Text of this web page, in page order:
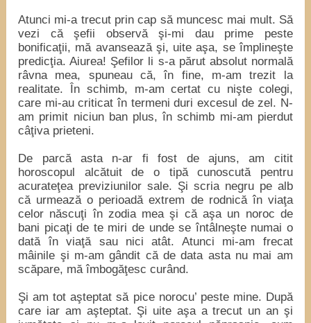
Atunci mi-a trecut prin cap să muncesc mai mult. Să
vezi că şefii observă şi-mi dau prime peste
bonificaţii, mă avansează şi, uite aşa, se împlineşte
predicţia. Aiurea! Şefilor li s-a părut absolut normală
râvna mea, spuneau că, în fine, m-am trezit la
realitate. În schimb, m-am certat cu nişte colegi,
care mi-au criticat în termeni duri excesul de zel. N-
am primit niciun ban plus, în schimb mi-am pierdut
câţiva prieteni.
De parcă asta n-ar fi fost de ajuns, am citit
horoscopul alcătuit de o tipă cunoscută pentru
acurateţea previziunilor sale. Şi scria negru pe alb
că urmează o perioadă extrem de rodnică în viaţa
celor născuţi în zodia mea şi că aşa un noroc de
bani picaţi de te miri de unde se întâlneşte numai o
dată în viaţă sau nici atât. Atunci mi-am frecat
mâinile şi m-am gândit că de data asta nu mai am
scăpare, mă îmbogăţesc curând.
Şi am tot aşteptat să pice norocu’ peste mine. După
care iar am aşteptat. Şi uite aşa a trecut un an şi